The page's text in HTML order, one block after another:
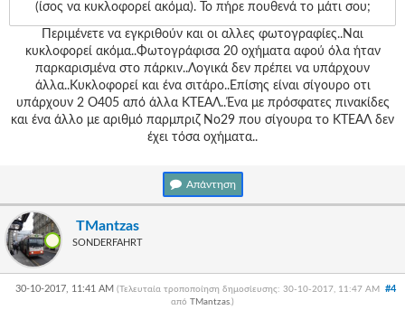
(ίσος να κυκλοφορεί ακόμα). Το πήρε πουθενά το μάτι σου;
Περιμένετε να εγκριθούν και οι αλλες φωτογραφίες..Ναι
κυκλοφορεί ακόμα..Φωτογράφισα 20 οχήματα αφού όλα ήταν
παρκαρισμένα στο πάρκιν..Λογικά δεν πρέπει να υπάρχουν
άλλα..Κυκλοφορεί και ένα σιτάρο..Επίσης είναι σίγουρο οτι
υπάρχουν 2 Ο405 από άλλα ΚΤΕΑΛ..Ένα με πρόσφατες πινακίδες
και ένα άλλο με αριθμό παρμπριζ Νο29 που σίγουρα το ΚΤΕΑΛ δεν
έχει τόσα οχήματα..
Απάντηση
TMantzas
SONDERFAHRT
#4
30-10-2017, 11:41 AM (Τελευταία τροποποίηση δημοσίευσης: 30-10-2017, 11:47 AM
από TMantzas.)